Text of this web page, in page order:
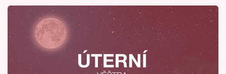
Celebrity
Vztahy
Seriály